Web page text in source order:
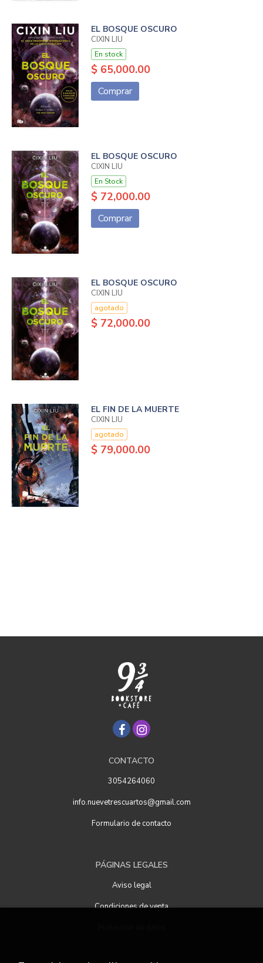
EL BOSQUE OSCURO
CIXIN LIU
En stock
$ 65,000.00
Comprar
EL BOSQUE OSCURO
CIXIN LIU
En Stock
$ 72,000.00
Comprar
EL BOSQUE OSCURO
CIXIN LIU
agotado
$ 72,000.00
EL FIN DE LA MUERTE
CIXIN LIU
agotado
$ 79,000.00
CONTACTO
3054264060
info.nuevetrescuartos@gmail.com
Formulario de contacto
PÁGINAS LEGALES
Aviso legal
Condiciones de venta